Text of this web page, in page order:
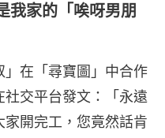
我家的「唉呀男朋
」在「尋寶圖」中合作
交平台發文：「永遠
開完工，您竟然話肯